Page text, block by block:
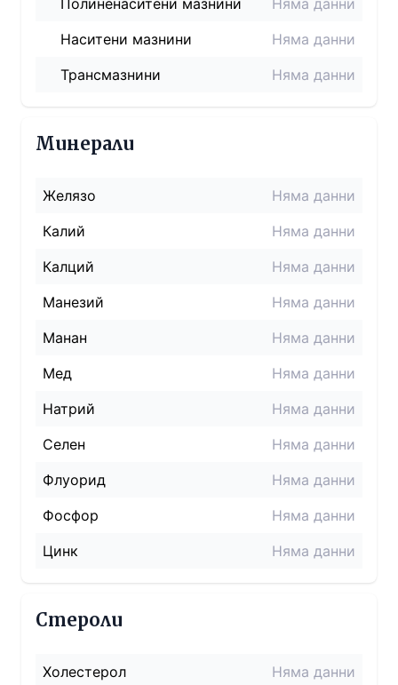
Полиненаситени мазнини
Няма данни
Наситени мазнини
Няма данни
Трансмазнини
Няма данни
Минерали
Желязо
Няма данни
Калий
Няма данни
Калций
Няма данни
Манезий
Няма данни
Манан
Няма данни
Мед
Няма данни
Натрий
Няма данни
Селен
Няма данни
Флуорид
Няма данни
Фосфор
Няма данни
Цинк
Няма данни
Стероли
Холестерол
Няма данни